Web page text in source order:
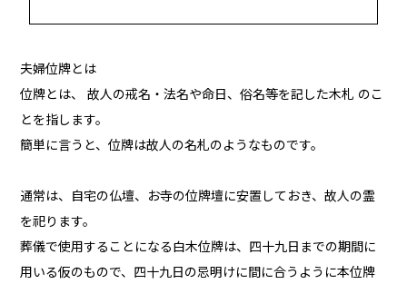
夫婦位牌とは
位牌とは、 故人の戒名・法名や命日、俗名等を記した木札 のこ
とを指します。
簡単に言うと、位牌は故人の名札のようなものです。
通常は、自宅の仏壇、お寺の位牌壇に安置しておき、故人の霊
を祀ります。
葬儀で使用することになる白木位牌は、四十九日までの期間に
用いる仮のもので、四十九日の忌明けに間に合うように本位牌